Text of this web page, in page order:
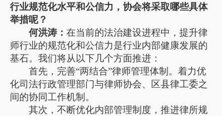
行业规范化水平和公信力，协会将采取哪些具体
举措呢？
何洪涛：在当前的法治建设进程中，提升律
师行业的规范化和公信力是行业内部健康发展的
基石。我们将从以下几个方面推进：
首先，完善“两结合”律师管理体制。着力优
化司法行政管理部门与律师协会、区县律工委之
间的协同工作机制。
其次，不断优化内部管理制度，推进律所规